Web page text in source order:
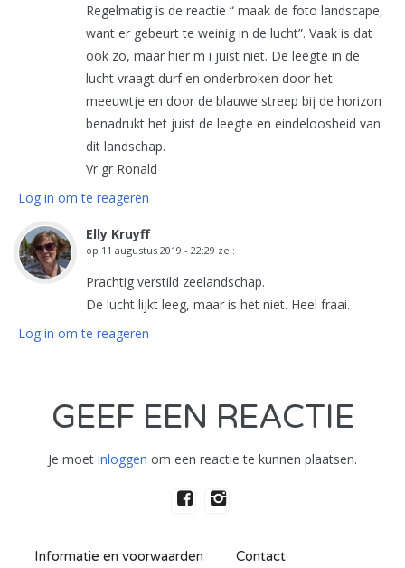
Regelmatig is de reactie “ maak de foto landscape,
want er gebeurt te weinig in de lucht”. Vaak is dat
ook zo, maar hier m i juist niet. De leegte in de
lucht vraagt durf en onderbroken door het
meeuwtje en door de blauwe streep bij de horizon
benadrukt het juist de leegte en eindeloosheid van
dit landschap.
Vr gr Ronald
Log in om te reageren
Elly Kruyff
op 11 augustus 2019 - 22:29 zei:
Prachtig verstild zeelandschap.
De lucht lijkt leeg, maar is het niet. Heel fraai.
Log in om te reageren
GEEF EEN REACTIE
Je moet inloggen om een reactie te kunnen plaatsen.
Informatie en voorwaarden Contact